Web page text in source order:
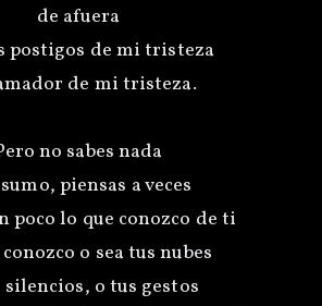
de afuera
postigos de mi tristeza
de mi tristeza.
no sabes nada
piensas a veces
poco lo que conozco de ti
o sea tus nubes
silencios, o tus gestos